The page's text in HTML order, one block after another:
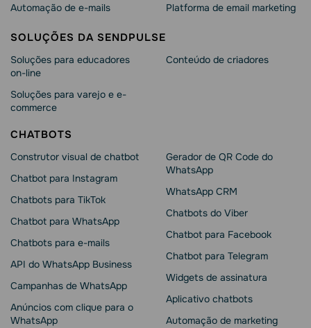
Automação de e-mails
Platforma de email marketing
SOLUÇÕES DA SENDPULSE
Soluções para educadores
on-line
Soluções para varejo e e-
commerce
Conteúdo de criadores
CHATBOTS
Construtor visual de chatbot
Chatbot para Instagram
Chatbots para TikTok
Chatbot para WhatsApp
Chatbots para e-mails
API do WhatsApp Business
Campanhas de WhatsApp
Anúncios com clique para o
WhatsApp
Gerador de QR Code do
WhatsApp
WhatsApp CRM
Chatbots do Viber
Chatbot para Facebook
Chatbot para Telegram
Widgets de assinatura
Aplicativo chatbots
Automação de marketing